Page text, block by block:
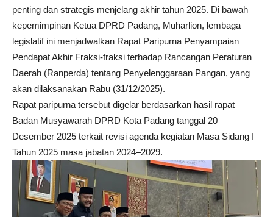
penting dan strategis menjelang akhir tahun 2025. Di bawah
kepemimpinan Ketua DPRD Padang, Muharlion, lembaga
legislatif ini menjadwalkan Rapat Paripurna Penyampaian
Pendapat Akhir Fraksi-fraksi terhadap Rancangan Peraturan
Daerah (Ranperda) tentang Penyelenggaraan Pangan, yang
akan dilaksanakan Rabu (31/12/2025).
Rapat paripurna tersebut digelar berdasarkan hasil rapat
Badan Musyawarah DPRD Kota Padang tanggal 20
Desember 2025 terkait revisi agenda kegiatan Masa Sidang I
Tahun 2025 masa jabatan 2024–2029.